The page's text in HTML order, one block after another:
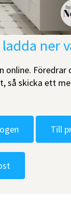
ner
online. Föredrar
så skicka ett
Till